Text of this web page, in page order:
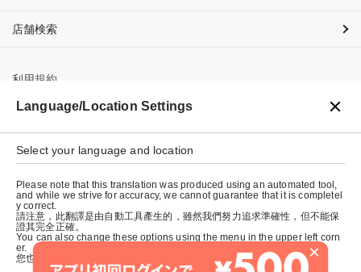
店舗検索
利用規約
プライバシーポリシー
特定商取引法に基づく表示
会社概要
×
Language/Location Settings
Select your language and location
Please note that this translation was produced using an automated tool,
and while we strive for accuracy, we cannot guarantee that it is completel
y correct.
請注意，此翻譯是由自動工具產生的，雖然我們努力追求準確性，但不能保
證其完全正確。
You can also change these options using the menu in the upper left corn
er.
您也可以使用左上角的選單來更改這些選項。